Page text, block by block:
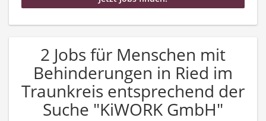
2 Jobs für Menschen mit
Behinderungen in Ried im
Traunkreis entsprechend der
Suche "KiWORK GmbH"